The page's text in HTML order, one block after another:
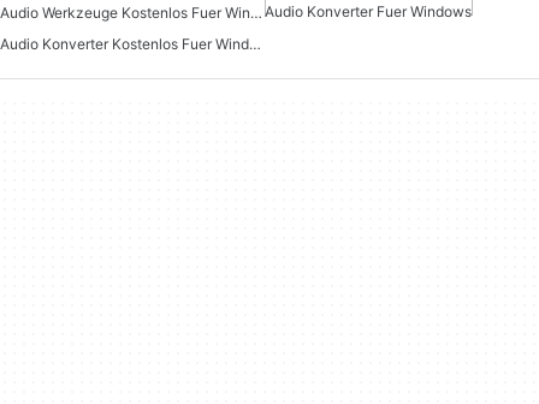
Audio Werkzeuge Kostenlos Fuer Windows Audio Konverter Fuer Windows
Audio Konverter Kostenlos Fuer Windows